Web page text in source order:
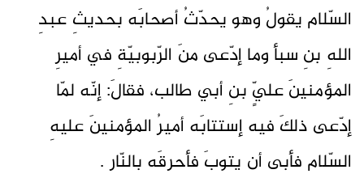
السّلام يقولُ وهو يحدّثُ أصحابَه بحديثِ عبدِ
اللهِ بنِ سبأ وما إدّعى منَ الرّبوبيّةِ في أميرِ
المؤمنينَ عليٍّ بنِ أبي طالب، فقالَ: إنّه لمّا
إدّعى ذلكَ فيه إستتابَه أميرُ المؤمنينَ عليهِ
السّلام فأبى أن يتوبَ فأحرقَه بالنّار .